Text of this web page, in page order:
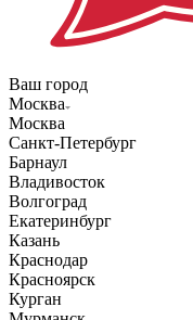
Ваш город
Москва
Москва
Санкт-Петербург
Барнаул
Владивосток
Волгоград
Екатеринбург
Казань
Краснодар
Красноярск
Курган